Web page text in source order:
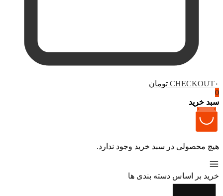
CHECKOUT۰ تومان
0
سبد خرید
هیچ محصولی در سبد خرید وجود ندارد.
خرید بر اساس دسته بندی ها